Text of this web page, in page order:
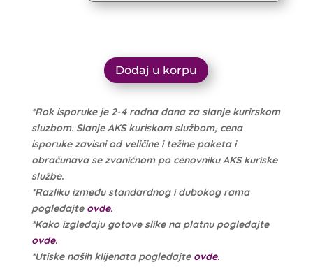
Dodaj u korpu
*Rok isporuke je 2-4 radna dana za slanje kurirskom
sluzbom. Slanje AKS kuriskom službom, cena
isporuke zavisni od veličine i težine paketa i
obračunava se zvaničnom po cenovniku AKS kuriske
službe.
*Razliku između standardnog i dubokog rama
pogledajte ovde.
*Kako izgledaju gotove slike na platnu pogledajte
ovde.
*Utiske naših klijenata pogledajte ovde.